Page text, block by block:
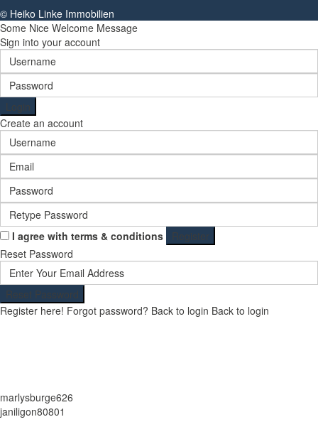
© Heiko Linke Immobilien
Some Nice Welcome Message
Sign into your account
Login
Create an account
I agree with terms & conditions
Register
Reset Password
Reset Password
Register here! Forgot password? Back to login Back to login
marlysburge626
janiligon80801